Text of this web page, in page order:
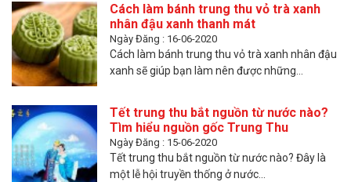
Cách làm bánh trung thu vỏ trà xanh
nhân đậu xanh thanh mát
Ngày Đăng : 16-06-2020
Cách làm bánh trung thu vỏ trà xanh nhân đậu
xanh sẽ giúp bạn làm nên được những...
Tết trung thu bắt nguồn từ nước nào?
Tìm hiểu nguồn gốc Trung Thu
Ngày Đăng : 15-06-2020
Tết trung thu bắt nguồn từ nước nào? Đây là
một lễ hội truyền thống ở nước...